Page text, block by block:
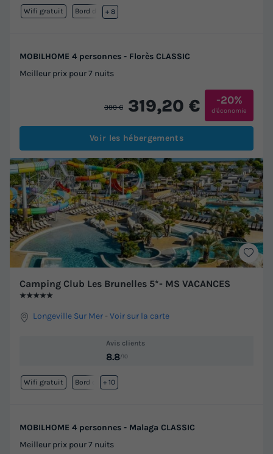
Wifi gratuit Bord de mer
+ 8
MOBILHOME 4 personnes - Florès CLASSIC
Meilleur prix pour 7 nuits
399 € 319,20 € -20%
d'économie
Voir les hébergements
Camping Club Les Brunelles 5*- MS VACANCES
★★★★★
Longeville Sur Mer -Voir sur la carte
Avis clients
8.8/10
Wifi gratuit Bord de mer
+ 10
MOBILHOME 4 personnes - Malaga CLASSIC
Meilleur prix pour 7 nuits